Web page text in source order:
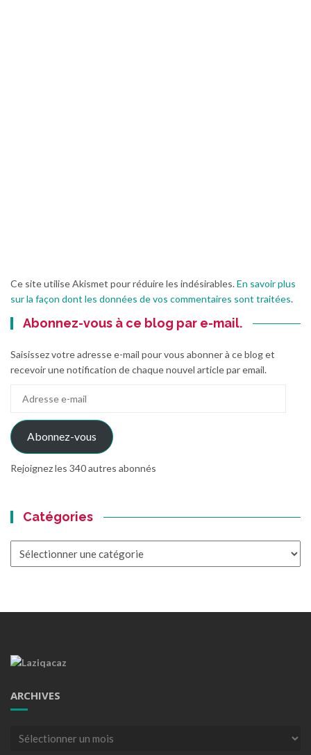
Ce site utilise Akismet pour réduire les indésirables.En savoir plus
sur la façon dont les données de vos commentaires sont traitées.
Abonnez-vous à ce blog par e-mail.
Saisissez votre adresse e-mail pour vous abonner à ce blog et
recevoir une notification de chaque nouvel article par email.
mail
Abonnez-vous
Rejoignez les 340 autres abonnés
Catégories
ARCHIVES
Archives